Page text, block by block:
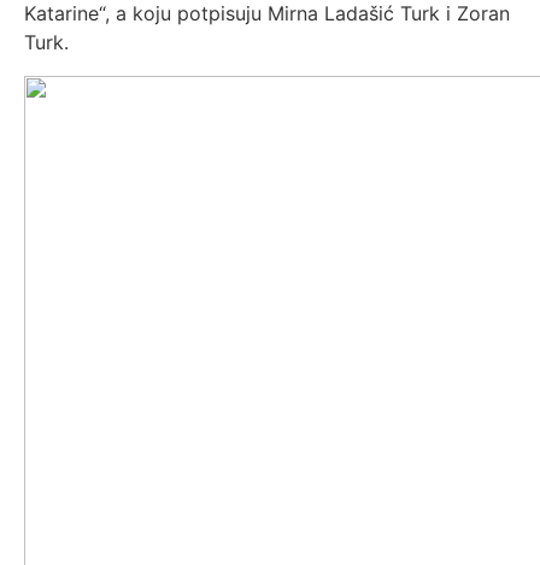
Katarine“, a koju potpisuju Mirna Ladašić Turk i Zoran
Turk.